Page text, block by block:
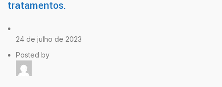
tratamentos.
24 de julho de 2023
Posted by